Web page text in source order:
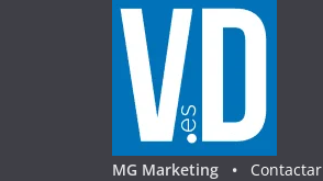
MG Marketing • Contactar